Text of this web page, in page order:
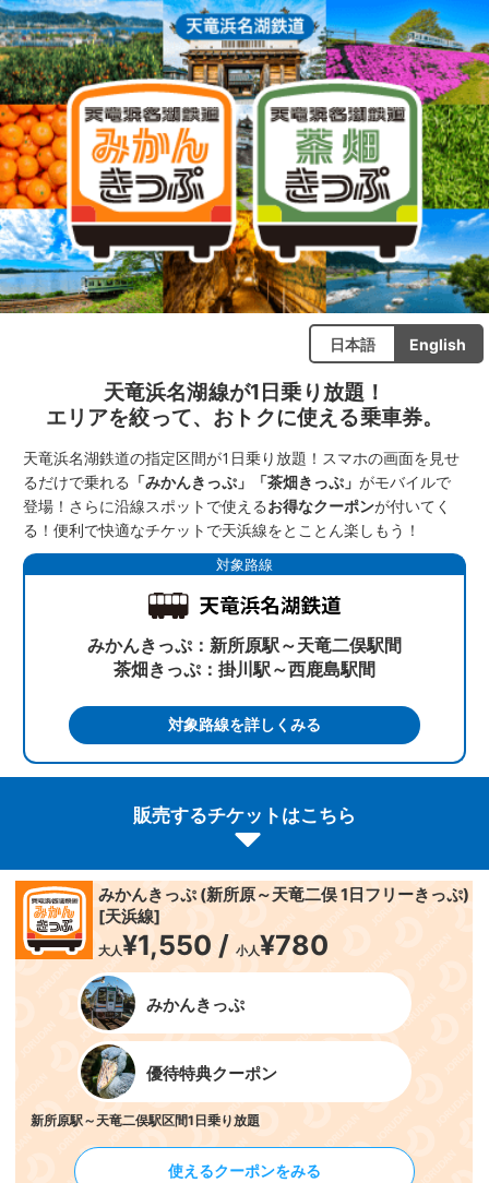
日本語 English
天竜浜名湖線が1日乗り放題！
エリアを絞って、おトクに使える乗車券。
天竜浜名湖鉄道の指定区間が1日乗り放題！スマホの画面を見せ
るだけで乗れる 「みかんきっぷ」「茶畑きっぷ」がモバイルで
登場！さらに沿線スポットで使えるお得なクーポンが付いてく
る！便利で快適なチケットで天浜線をとことん楽しもう！
対象路線
みかんきっぷ：新所原駅～天竜二俣駅間
茶畑きっぷ：掛川駅～西鹿島駅間
対象路線を詳しくみる
販売するチケットはこちら
みかんきっぷ (新所原～天竜二俣 1日フリーきっぷ)
[天浜線]
大人¥1,550 /小人¥780
みかんきっぷ
優待特典クーポン
新所原駅～天竜二俣駅区間1日乗り放題
使えるクーポンをみる